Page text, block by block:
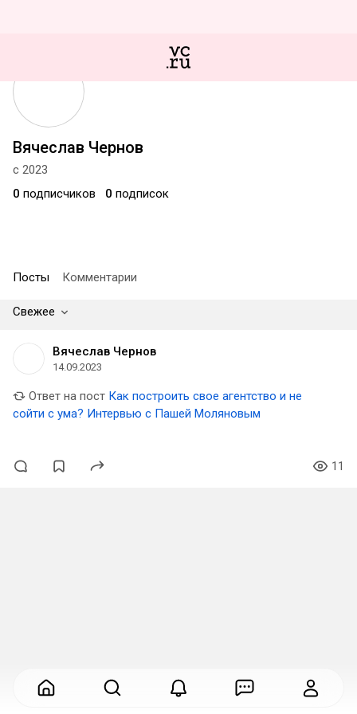
Вячеслав Чернов
с 2023
0 подписчиков 0 подписок
Посты Комментарии
Свежее
Вячеслав Чернов
14.09.2023
Ответ на пост Как построить свое агентство и не
сойти с ума? Интервью с Пашей Моляновым
11